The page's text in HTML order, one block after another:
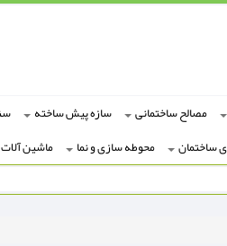
مصالح ساختمانی سازه پیش ساخته
ساختمان محوطه سازی و نما ماشین